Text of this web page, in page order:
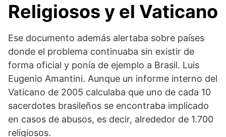
Religiosos y el Vaticano
Ese documento además alertaba sobre países
donde el problema continuaba sin existir de
forma oficial y ponía de ejemplo a Brasil. Luis
Eugenio Amantini. Aunque un informe interno del
Vaticano de 2005 calculaba que uno de cada 10
sacerdotes brasileños se encontraba implicado
en casos de abusos, es decir, alrededor de 1.700
religiosos.